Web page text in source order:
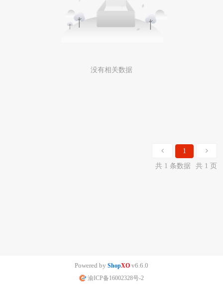
没有相关数据
1
共 1 条数据
共 1 页
Powered by ShopXO v6.6.0
渝ICP备16002328号-2